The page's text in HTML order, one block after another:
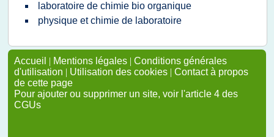
laboratoire de chimie bio organique
physique et chimie de laboratoire
Accueil | Mentions légales | Conditions générales
d'utilisation | Utilisation des cookies | Contact à propos
de cette page
Pour ajouter ou supprimer un site, voir l'article 4 des
CGUs